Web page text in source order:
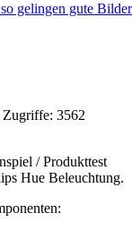
gelingen gute Bilder
Zugriffe: 3562
/ Produkttest
Hue Beleuchtung.